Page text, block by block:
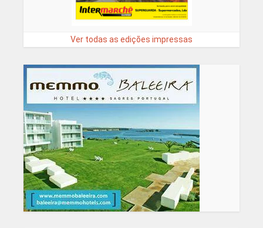
Ver todas as edições impressas